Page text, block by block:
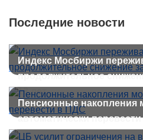
Последние новости
Индекс Мосбиржи
продолжительное
13 лет
Пенсионные накопления
автоматически